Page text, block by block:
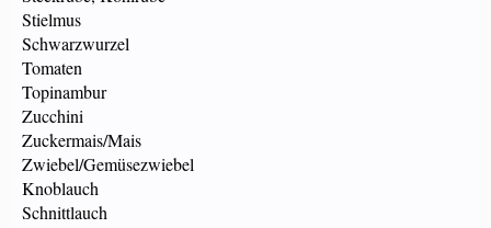
Stielmus
Schwarzwurzel
Tomaten
Topinambur
Zucchini
Zuckermais/Mais
Zwiebel/Gemüsezwiebel
Knoblauch
Schnittlauch